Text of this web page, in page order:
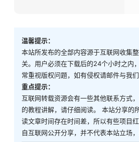
温馨提示：
本站所发布的全部内容源于互联网收集
关。用户必须在下载后的24个小时之内
常重视版权问题，如有侵权请邮件与我
重点提示：
互联网转载资源会有一些其他联系方式
的教程讲解，请仔细阅读。 本站分享的
读文章时间存在时间差，所以有些项目
自互联网公开分享，并不代表本站立场